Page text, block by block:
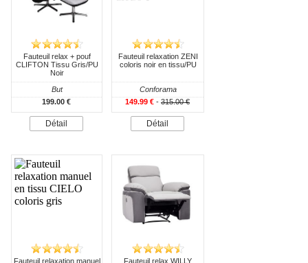
Fauteuil relax + pouf
CLIFTON Tissu Gris/PU
Noir
But
199.00 €
Détail
Fauteuil relaxation ZENI
coloris noir en tissu/PU
Conforama
149.99 € - 315.00 €
Détail
Fauteuil relaxation manuel
Fauteuil relax WILLY